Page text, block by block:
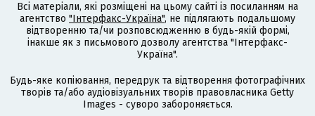
Всі матеріали, які розміщені на цьому сайті із посиланням на
агентство "Інтерфакс-Україна", не підлягають подальшому
відтворенню та/чи розповсюдженню в будь-якій формі,
інакше як з письмового дозволу агентства "Інтерфакс-
Україна".
Будь-яке копіювання, передрук та відтворення фотографічних
творів та/або аудіовізуальних творів правовласника Getty
Images - суворо забороняється.